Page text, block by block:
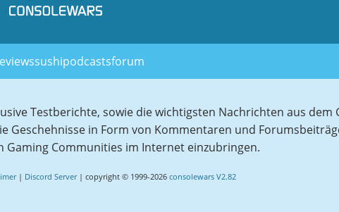
sushipodcastsforum
Testberichte, sowie die wichtigsten Nachrichten aus dem
Geschehnisse in Form von Kommentaren und
Communities im Internet einzubringen.
| Discord Server| copyright © 1999-2026 consolewars V2.82